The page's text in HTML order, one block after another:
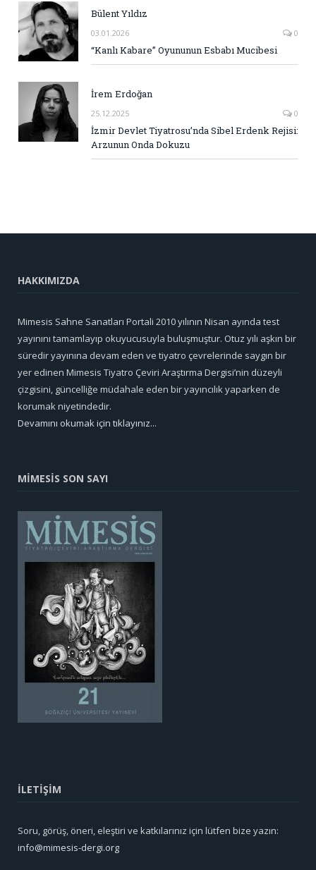
Bülent Yıldız
03.01.2026 0
“Kanlı Kabare” Oyununun Esbabı Mucibesi
İrem Erdoğan
25.12.2025 0
İzmir Devlet Tiyatrosu’nda Sibel Erdenk Rejisi:
Arzunun Onda Dokuzu
HAKKIMIZDA
Mimesis Sahne Sanatları Portali 2010 yılının Nisan ayında test
yayınını tamamlayıp okuyucusuyla buluşmuştur. Otuz yılı aşkın bir
süredir yayınına devam eden ve tiyatro çevrelerinde saygın bir
yer edinen Mimesis Tiyatro Çeviri Araştırma Dergisi’nin düzeyli
çizgisini, güncelliğe müdahale eden bir yayıncılık yaparken de
korumak niyetindedir.
Devamını okumak için tıklayınız...
MİMESİS SON SAYI
İLETİŞİM
Soru, görüş, öneri, eleştiri ve katkılarınız için lütfen bize yazın:
info@mimesis-dergi.org